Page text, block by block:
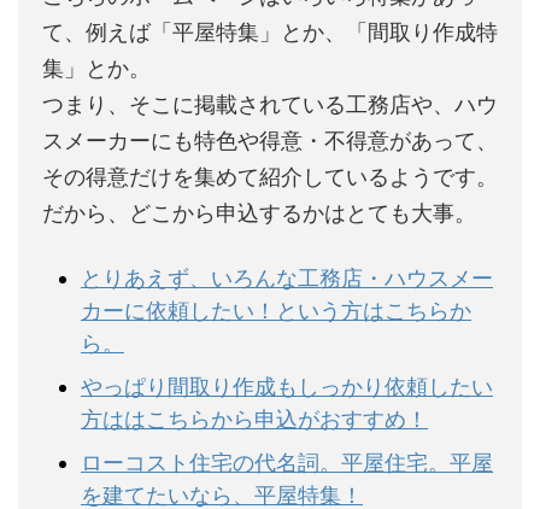
て、例えば「平屋特集」とか、「間取り作成特
集」とか。
つまり、そこに掲載されている工務店や、ハウ
スメーカーにも特色や得意・不得意があって、
その得意だけを集めて紹介しているようです。
だから、どこから申込するかはとても大事。
とりあえず、いろんな工務店・ハウスメー
カーに依頼したい！という方はこちらか
ら。
やっぱり間取り作成もしっかり依頼したい
方ははこちらから申込がおすすめ！
ローコスト住宅の代名詞。平屋住宅。平屋
を建てたいなら、平屋特集！